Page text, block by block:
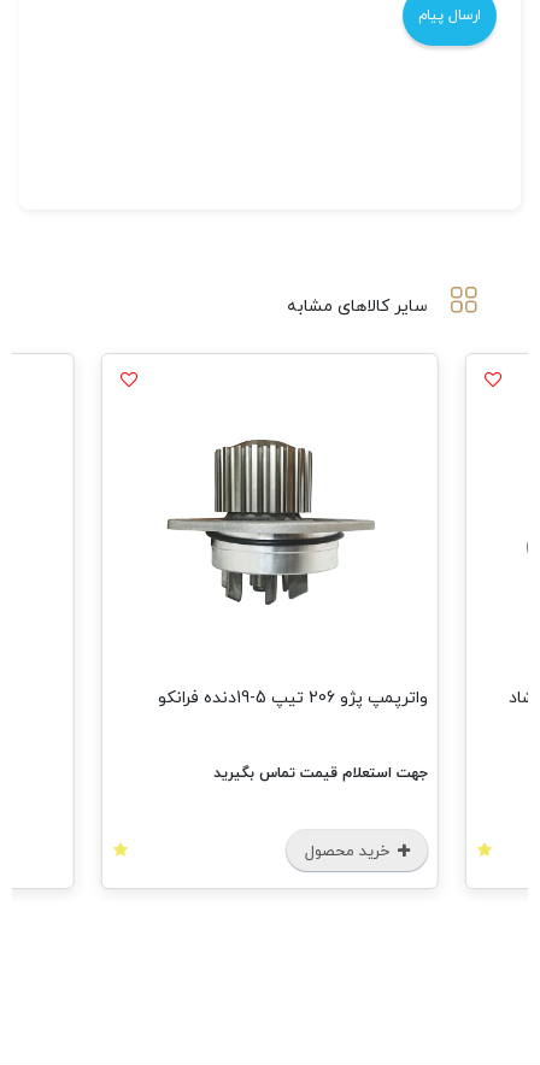
سایر کالاهای مشابه
واترپمپ پژو 206 تیپ 5-19دنده فرانکو
جهت استعلام قیمت تماس بگیرید
خرید محصول